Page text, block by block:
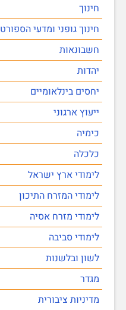
חינוך
חינוך גופני ומדעי הספורט
חשבונאות
יהדות
יחסים בינלאומיים
ייעוץ ארגוני
כימיה
כלכלה
לימודי ארץ ישראל
לימודי המזרח התיכון
לימודי מזרח אסיה
לימודי סביבה
לשון ובלשנות
מגדר
מדיניות ציבורית